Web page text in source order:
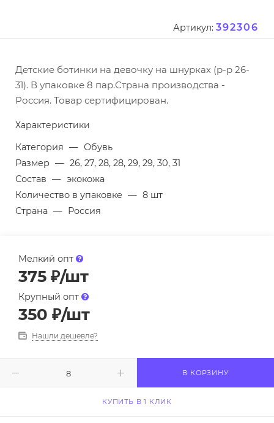
Артикул: 392306
Детские ботинки на девочку на шнурках (р-р 26-
31). В упаковке 8 пар.Страна производства -
Россия. Товар сертифицирован.
Характеристики
Категория — Обувь
Размер — 26, 27, 28, 28, 29, 29, 30, 31
Состав — экокожа
Количество в упаковке — 8 шт
Страна — Россия
Мелкий опт
375 ₽/шт
Крупный опт
350 ₽/шт
Нашли дешевле?
В КОРЗИНУ
КУПИТЬ В 1 КЛИК